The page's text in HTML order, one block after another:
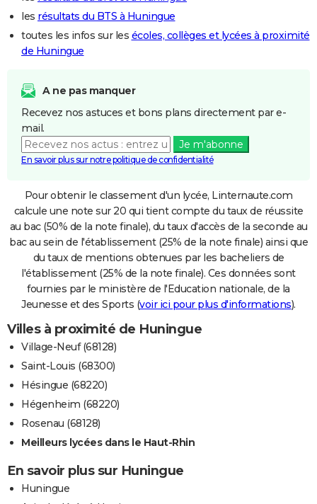
les résultats du BTS à Huningue
toutes les infos sur les écoles, collèges et lycées à proximité
de Huningue
A ne pas manquer
Recevez nos astuces et bons plans directement par e-
mail.
Je m'abonne
En savoir plus sur notre politique de confidentialité
Pour obtenir le classement d'un lycée, Linternaute.com
calcule une note sur 20 qui tient compte du taux de réussite
au bac (50% de la note finale), du taux d'accès de la seconde au
bac au sein de l'établissement (25% de la note finale) ainsi que
du taux de mentions obtenues par les bacheliers de
l'établissement (25% de la note finale). Ces données sont
fournies par le ministère de l'Education nationale, de la
Jeunesse et des Sports (voir ici pour plus d'informations).
Villes à proximité de Huningue
Village-Neuf (68128)
Saint-Louis (68300)
Hésingue (68220)
Hégenheim (68220)
Rosenau (68128)
Meilleurs lycées dans le Haut-Rhin
En savoir plus sur Huningue
Huningue